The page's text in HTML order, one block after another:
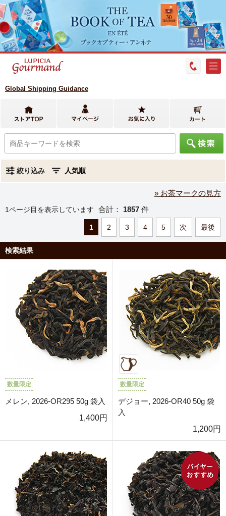
Global Shipping Guidance
絞り込み
» お茶マークの見方
1ページ目を表示しています 合計： 1857 件
1 2 3 4 5 次 最後
検索結果
数量限定
メレン, 2026-OR295 50g 袋入
1,400円
数量限定
デジョー, 2026-OR40 50g 袋
入
1,200円